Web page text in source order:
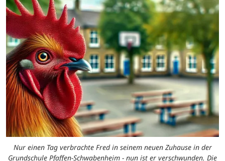
Nur einen Tag verbrachte Fred in seinem neuen Zuhause in der
Grundschule Pfaffen-Schwabenheim - nun ist er verschwunden. Die